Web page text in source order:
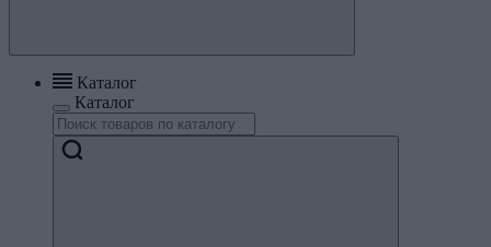
Каталог
Каталог